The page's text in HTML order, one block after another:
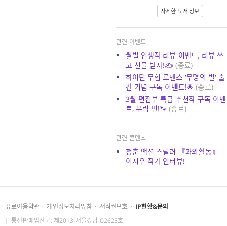
자세한 도서 정보
관련 이벤트
월별 인생작 리뷰 이벤트, 리뷰 쓰
고 선물 받자!✍️(종료)
하이틴 무협 로맨스 '무명의 별' 출
간 기념 구독 이벤트!🌟(종료)
3월 편집부 특급 추천작 구독 이벤
트, 무림 편!🐾(종료)
관련 콘텐츠
청춘 액션 스릴러 『과외활동』
이시우 작가 인터뷰!
· 유료이용약관 · 개인정보처리방침 · 저작권보호 · IP현황&문의
| 통신판매업신고: 제2013-서울강남-02625호